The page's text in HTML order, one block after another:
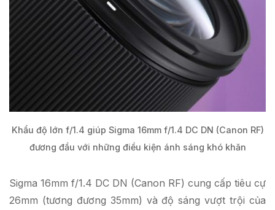
Khẩu độ lớn f/1.4 giúp Sigma 16mm f/1.4 DC DN (Canon RF)
đương đầu với những điều kiện ánh sáng khó khăn
Sigma 16mm f/1.4 DC DN (Canon RF) cung cấp tiêu cự
26mm (tương đương 35mm) và độ sáng vượt trội của